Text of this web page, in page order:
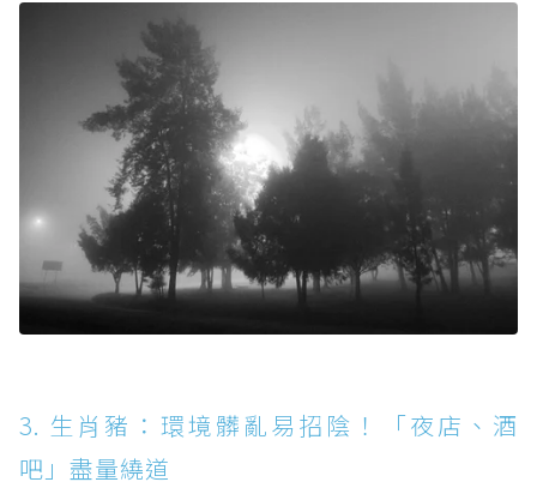
3. 生肖豬：環境髒亂易招陰！「夜店、酒
吧」盡量繞道